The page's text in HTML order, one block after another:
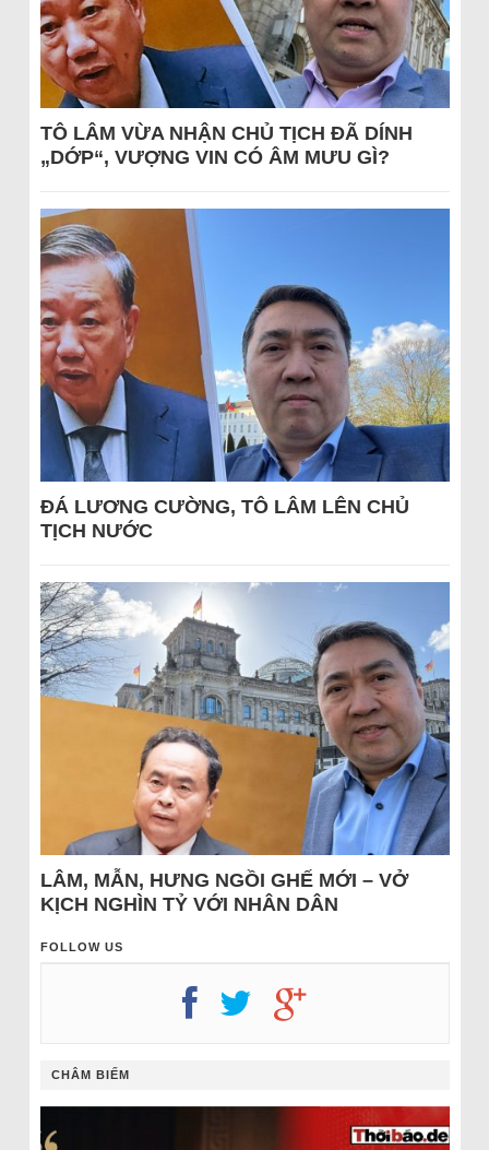
TÔ LÂM VỪA NHẬN CHỦ TỊCH ĐÃ DÍNH
„DỚP“, VƯỢNG VIN CÓ ÂM MƯU GÌ?
ĐÁ LƯƠNG CƯỜNG, TÔ LÂM LÊN CHỦ
TỊCH NƯỚC
LÂM, MẪN, HƯNG NGỒI GHẾ MỚI – VỞ
KỊCH NGHÌN TỶ VỚI NHÂN DÂN
FOLLOW US
CHÂM BIẾM